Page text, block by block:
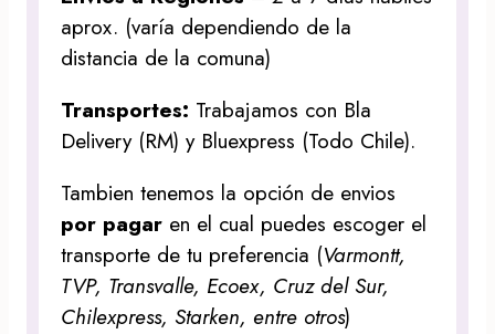
aprox. (varía dependiendo de la
distancia de la comuna)
Transportes: Trabajamos con Bla
Delivery (RM) y Bluexpress (Todo Chile).
Tambien tenemos la opción de envios
por pagar en el cual puedes escoger el
transporte de tu preferencia (Varmontt,
TVP, Transvalle, Ecoex, Cruz del Sur,
Chilexpress, Starken, entre otros)